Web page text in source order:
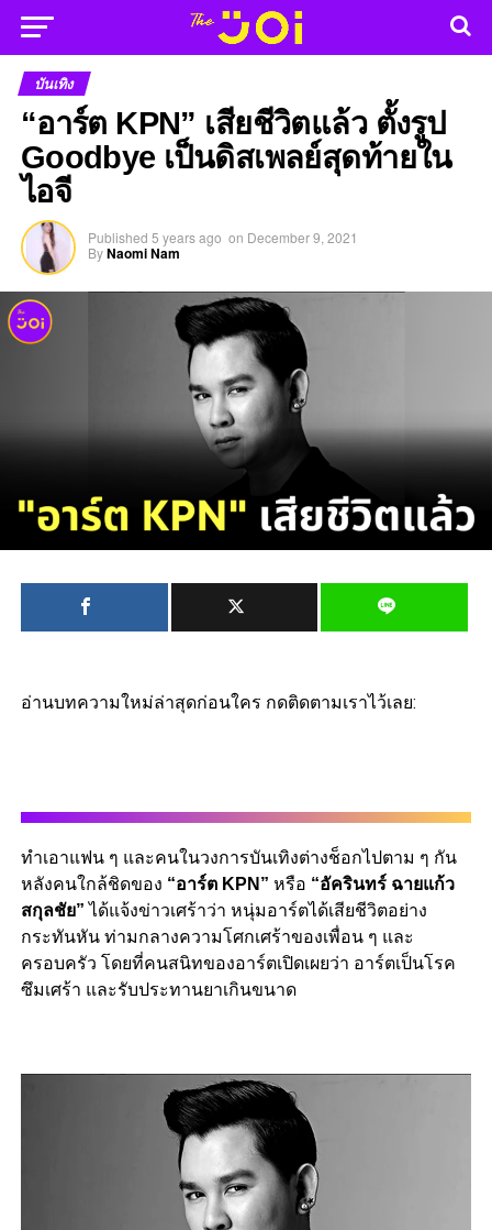
บันเทิง
“อาร์ต KPN” เสียชีวิตแล้ว ตั้งรูป
Goodbye เป็นดิสเพลย์สุดท้ายใน
ไอจี
Published 5 years ago on December 9, 2021
ByNaomi Nam
อ่านบทความใหม่ล่าสุดก่อนใคร กดติดตามเราไว้เลย:
ทำเอาแฟน ๆ และคนในวงการบันเทิงต่างช็อกไปตาม ๆ กัน
หลังคนใกล้ชิดของ “อาร์ต KPN” หรือ “อัครินทร์ ฉายแก้ว
สกุลชัย” ได้แจ้งข่าวเศร้าว่า หนุ่มอาร์ตได้เสียชีวิตอย่าง
กระทันหัน ท่ามกลางความโศกเศร้าของเพื่อน ๆ และ
ครอบครัว โดยที่คนสนิทของอาร์ตเปิดเผยว่า อาร์ตเป็นโรค
ซึมเศร้า และรับประทานยาเกินขนาด